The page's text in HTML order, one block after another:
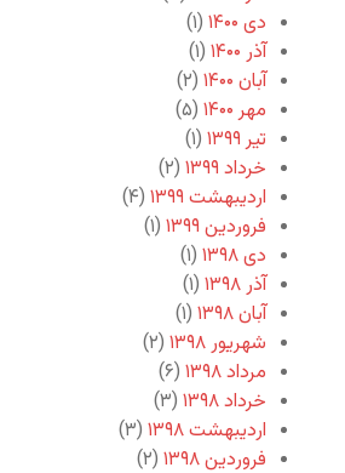
دی ۱۴۰۰
(۱)
آذر ۱۴۰۰
(۱)
آبان ۱۴۰۰
(۲)
مهر ۱۴۰۰
(۵)
تیر ۱۳۹۹
(۱)
خرداد ۱۳۹۹
(۲)
اردیبهشت ۱۳۹۹
(۴)
فروردین ۱۳۹۹
(۱)
دی ۱۳۹۸
(۱)
آذر ۱۳۹۸
(۱)
آبان ۱۳۹۸
(۱)
شهریور ۱۳۹۸
(۲)
مرداد ۱۳۹۸
(۶)
خرداد ۱۳۹۸
(۳)
اردیبهشت ۱۳۹۸
(۳)
فروردین ۱۳۹۸
(۲)